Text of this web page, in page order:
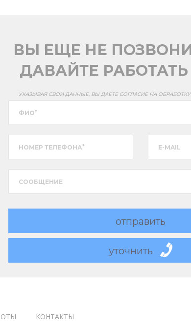
ВЫ ЕЩЕ НЕ
ДАВАЙТЕ
УКАЗЫВАЯ СВОИ ДАННЫЕ, ВЫ ДАЕТЕ СОГЛАСИЕ НА
ФИО*
НОМЕР ТЕЛЕФОНА* E-MAIL
CООБЩЕНИЕ
отправить
уточнить
КОНТАКТЫ